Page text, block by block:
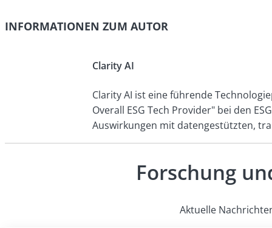
INFORMATIONEN ZUM AUTOR
Clarity AI
Clarity AI ist eine führende
Overall ESG Tech Provider" bei den
Auswirkungen mit datengestützten,
Forschung
Aktuelle